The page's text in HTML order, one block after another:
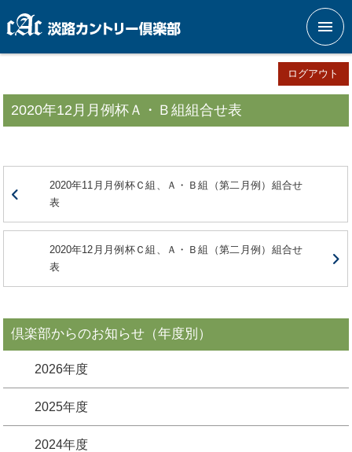
メニ
ログアウト
2020年12月月例杯Ａ・Ｂ組組合せ表
2020年11月月例杯Ｃ組、Ａ・Ｂ組（第二月例）組合せ
表
2020年12月月例杯Ｃ組、Ａ・Ｂ組（第二月例）組合せ
表
倶楽部からのお知らせ（年度別）
2026年度
2025年度
2024年度